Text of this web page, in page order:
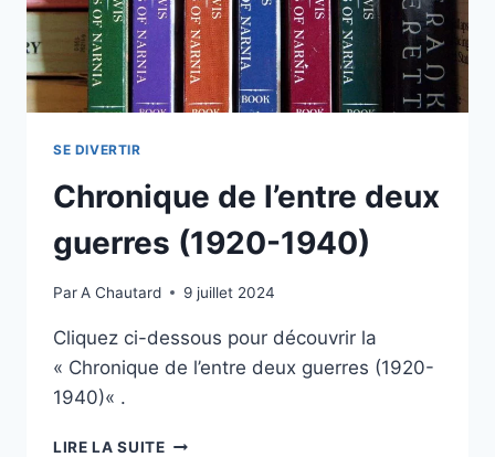
SE DIVERTIR
Chronique de l’entre deux
guerres (1920-1940)
ParA Chautard 9 juillet 2024
Cliquez ci-dessous pour découvrir la
« Chronique de l’entre deux guerres (1920-
1940)« .
LIRE LA SUITE